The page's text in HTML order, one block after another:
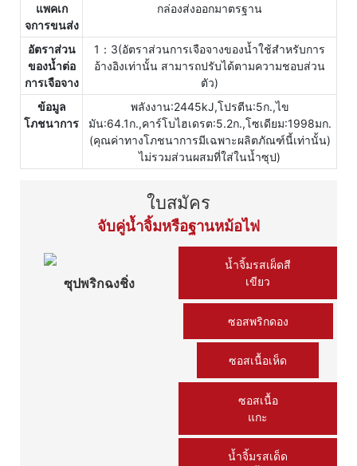
แพคเก
จการขนส่ง
กล่องส่งออกมาตรฐาน
อัตราส่วน
ของน้ำต่อ
การเจือจาง
1：3(อัตราส่วนการเจือจางของน้ำใช้สำหรับการ
อ้างอิงเท่านั้น สามารถปรับได้ตามความชอบส่วน
ตัว)
ข้อมูล
โภชนาการ
พลังงาน:2445kJ,โปรตีน:5ก.,ไข
มัน:64.1ก.,คาร์โบไฮเดรต:5.2ก.,โซเดียม:1998มก.
(คุณค่าทางโภชนาการมีเฉพาะผลิตภัณฑ์นี้เท่านั้น)
ไม่รวมส่วนผสมที่ใส่ในน้ำซุป)
ใบสมัคร
จับคู่น้ำจิ้มหรือฐานหม้อไฟ
ซุปพริกฉงชิ่ง
น้ำจิ้มรสเผ็ดสี
เขียว
ซอสพริกดอง
ซอสเนื้อเห็ด
ซอสเนื้อ
แกะ
น้ำจิ้มรสเด็ด